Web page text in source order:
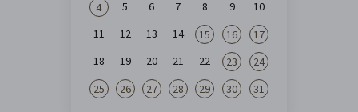
4 5 6 7 8 9
10
11
12 13 14 15 16
17
18
19 20 21 22 23
24
25
26 27 28 29 30 31